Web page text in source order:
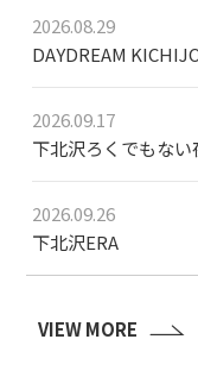
2026.08.29
DAYDREAM
2026.09.17
下北沢ろくでもない
2026.09.26
下北沢ERA
VIEW MORE